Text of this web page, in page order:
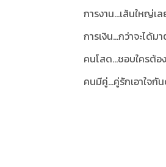
การงาน...เส้นใหญ่
การเงิน...กว่าจะได้
คนโสด...ชอบใครต้อ
คนมีคู่...คู่รักเอาใจ